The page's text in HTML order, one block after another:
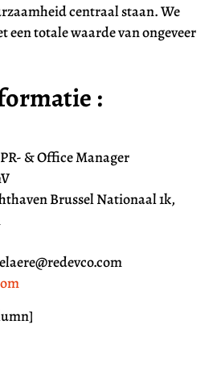
centraal staan. We
een totale waarde van ongeveer
:
& Office Manager
Brussel Nationaal 1k,